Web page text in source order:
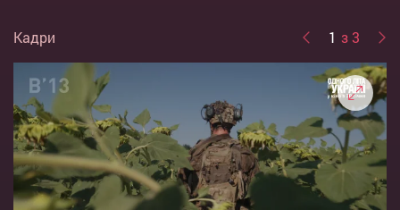
Кадри 1 з 3